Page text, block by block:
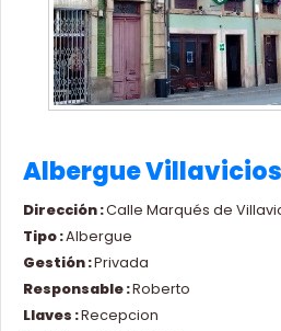
Albergue
Dirección :Calle Marqués de
Tipo :Albergue
Gestión :Privada
Responsable :Roberto
Llaves :Recepcion